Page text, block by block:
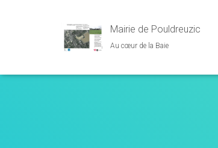
Mairie de Pouldreuzic
Au cœur de la Baie